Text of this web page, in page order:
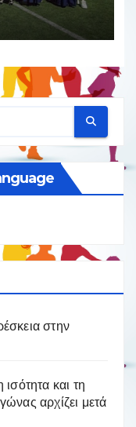
στην
και τη
αρχίζει μετά